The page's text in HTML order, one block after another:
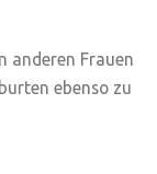
anderen Frauen
ebenso zu